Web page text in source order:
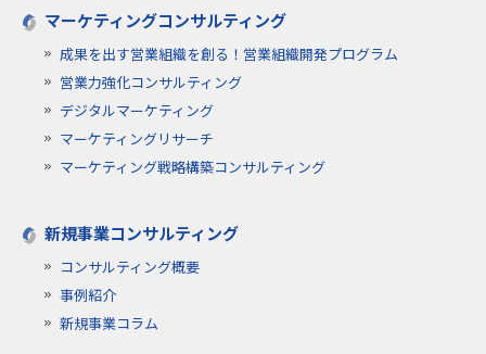
マーケティングコンサルティング
成果を出す営業組織を創る！営業組織開発プログラム
営業力強化コンサルティング
デジタルマーケティング
マーケティングリサーチ
マーケティング戦略構築コンサルティング
新規事業コンサルティング
コンサルティング概要
事例紹介
新規事業コラム